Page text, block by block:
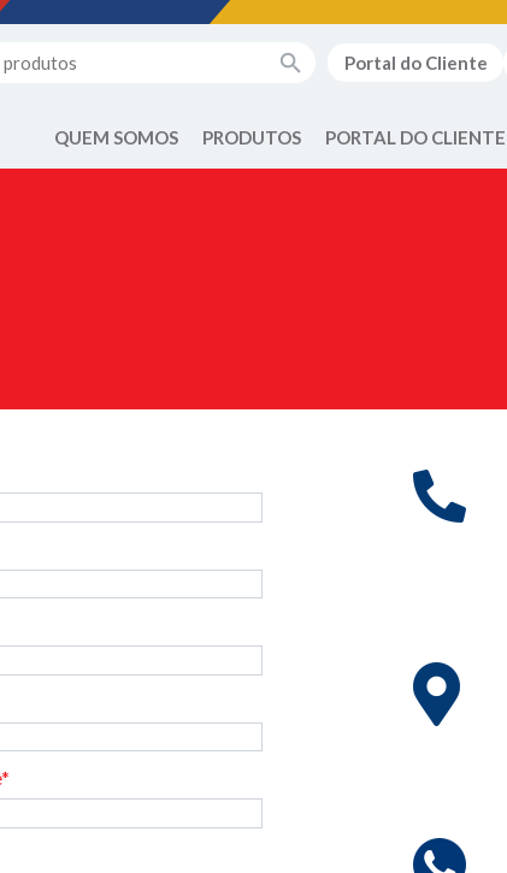
Portal do Cliente
QUEM SOMOS PRODUTOS PORTAL DO CLIENTE